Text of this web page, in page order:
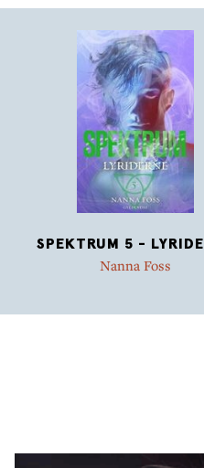
SPEKTRUM 5 -
Nanna Foss